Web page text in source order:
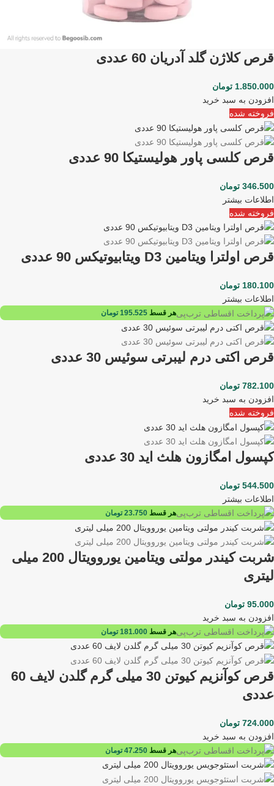
قرص کلاژن گلد آدریان 60 عددی
1.850.000 تومان
افزودن به سبد خرید
فروخته شده
قرص کلسی پاور هولیستیکا 90 عددی
346.500 تومان
اطلاعات بیشتر
فروخته شده
قرص اولترا ویتامین D3 ویتابیوتیکس 90 عددی
180.100 تومان
اطلاعات بیشتر
هر قسط 195.525 تومان
قرص اکتی درم لیبرتی سوئیس 30 عددی
782.100 تومان
افزودن به سبد خرید
فروخته شده
کپسول امگازون هلث اید 30 عددی
544.500 تومان
اطلاعات بیشتر
هر قسط 23.750 تومان
شربت کیندر مولتی ویتامین یوروویتال 200 میلی
لیتری
95.000 تومان
افزودن به سبد خرید
هر قسط 181.000 تومان
قرص کوآنزیم کیوتن 30 میلی گرم گلدن لایف 60
عددی
724.000 تومان
افزودن به سبد خرید
هر قسط 47.250 تومان